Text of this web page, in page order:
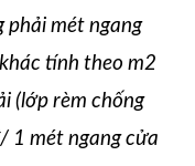
phải mét ngang
tính theo m2
(lớp rèm chống
1 mét ngang cửa